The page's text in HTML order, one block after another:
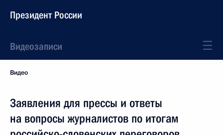
Президент России
Видеозаписи
Видео
Заявления для прессы и ответы
на вопросы журналистов по итогам